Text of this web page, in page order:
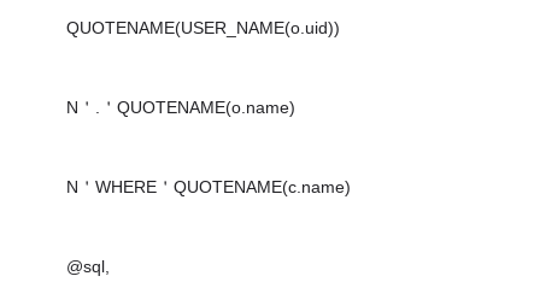
QUOTENAME(USER_NAME(o.uid))
N＇.＇QUOTENAME(o.name)
N＇WHERE＇QUOTENAME(c.name)
@sql,